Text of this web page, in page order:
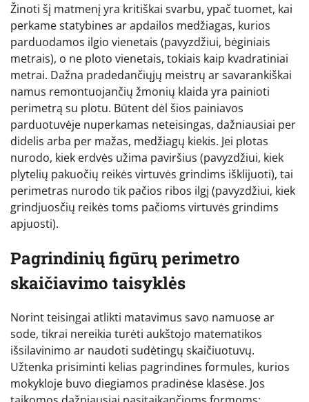
Žinoti šį matmenį yra kritiškai svarbu, ypač tuomet, kai
perkame statybines ar apdailos medžiagas, kurios
parduodamos ilgio vienetais (pavyzdžiui, bėginiais
metrais), o ne ploto vienetais, tokiais kaip kvadratiniai
metrai. Dažna pradedančiųjų meistrų ar savarankiškai
namus remontuojančių žmonių klaida yra painioti
perimetrą su plotu. Būtent dėl šios painiavos
parduotuvėje nuperkamas neteisingas, dažniausiai per
didelis arba per mažas, medžiagų kiekis. Jei plotas
nurodo, kiek erdvės užima paviršius (pavyzdžiui, kiek
plytelių pakuočių reikės virtuvės grindims išklijuoti), tai
perimetras nurodo tik pačios ribos ilgį (pavyzdžiui, kiek
grindjuosčių reikės toms pačioms virtuvės grindims
apjuosti).
Pagrindinių figūrų perimetro
skaičiavimo taisyklės
Norint teisingai atlikti matavimus savo namuose ar
sode, tikrai nereikia turėti aukštojo matematikos
išsilavinimo ar naudoti sudėtingų skaičiuotuvų.
Užtenka prisiminti kelias pagrindines formules, kurios
mokykloje buvo diegiamos pradinėse klasėse. Jos